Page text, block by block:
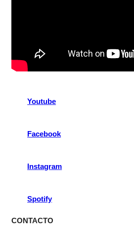
Youtube
Facebook
Instagram
Spotify
CONTACTO